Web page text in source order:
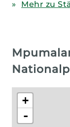
Mehr zu
+
-